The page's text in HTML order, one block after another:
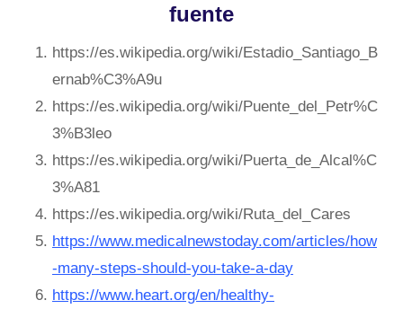
fuente
https://es.wikipedia.org/wiki/Estadio_Santiago_B
ernab%C3%A9u
https://es.wikipedia.org/wiki/Puente_del_Petr%C
3%B3leo
https://es.wikipedia.org/wiki/Puerta_de_Alcal%C
3%A81
https://es.wikipedia.org/wiki/Ruta_del_Cares
https://www.medicalnewstoday.com/articles/how
-many-steps-should-you-take-a-day
https://www.heart.org/en/healthy-